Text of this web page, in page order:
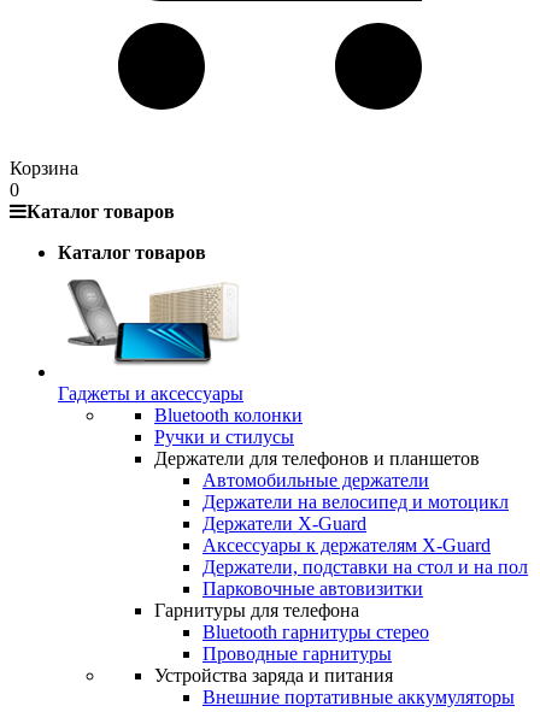
Корзина
0
Каталог товаров
Каталог товаров
Гаджеты и аксессуары
Bluetooth колонки
Ручки и стилусы
Держатели для телефонов и планшетов
Автомобильные держатели
Держатели на велосипед и мотоцикл
Держатели X-Guard
Аксессуары к держателям X-Guard
Держатели, подставки на стол и на пол
Парковочные автовизитки
Гарнитуры для телефона
Bluetooth гарнитуры стерео
Проводные гарнитуры
Устройства заряда и питания
Внешние портативные аккумуляторы